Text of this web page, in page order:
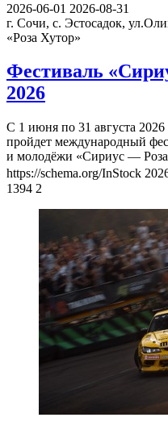
2026-06-01 2026-08-31
г. Сочи, с. Эстосадок,
«Роза Хутор»
Фестиваль
2026
С 1 июня по 31 августа 2026
пройдет международный
и молодёжи «Сириус —
https://schema.org/InStock
1394 2